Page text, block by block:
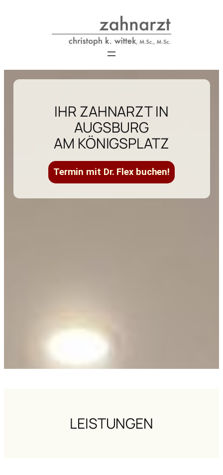
IHR ZAHNARZT IN
AUGSBURG
AM KÖNIGSPLATZ
Termin mit Dr. Flex buchen!
LEISTUNGEN